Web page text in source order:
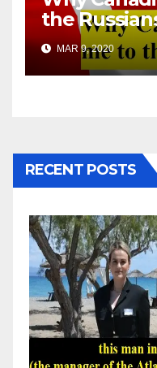
the
MAR 9, 2020
RECENT POSTS